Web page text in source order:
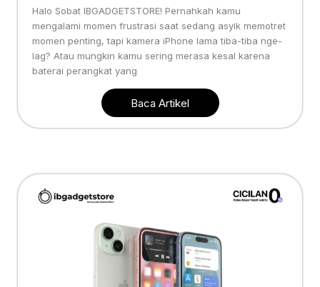
Halo Sobat IBGADGETSTORE! Pernahkah kamu
mengalami momen frustrasi saat sedang asyik memotret
momen penting, tapi kamera iPhone lama tiba-tiba nge-
lag? Atau mungkin kamu sering merasa kesal karena
baterai perangkat yang
Baca Artikel